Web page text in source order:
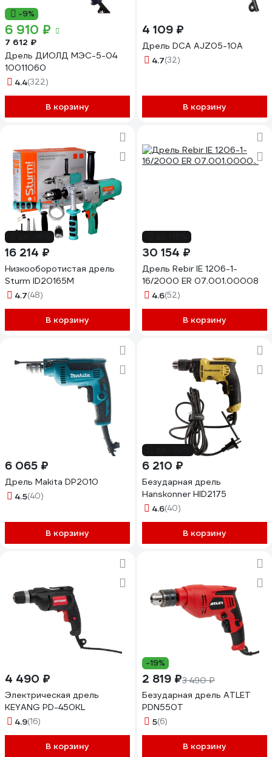
-9%
6 910 ₽
7 612 ₽
Дрель ДИОЛД МЭС-5-04
10011060
4.4(322)
В корзину
4 109 ₽
Дрель DCA AJZ05-10A
4.7(32)
В корзину
16 214 ₽
Низкооборотистая дрель
Sturm ID20165M
4.7(48)
В корзину
30 154 ₽
Дрель Rebir IE 1206-1-
16/2000 ЕR 07.001.00008
4.6(52)
В корзину
6 065 ₽
Дрель Makita DP2010
4.5(40)
В корзину
6 210 ₽
Безударная дрель
Hanskonner HID2175
4.6(40)
В корзину
4 490 ₽
Электрическая дрель
KEYANG PD-450KL
4.9(16)
В корзину
-19%
2 819 ₽3 490 ₽
Безударная дрель ATLET
PDN550T
5(6)
В корзину